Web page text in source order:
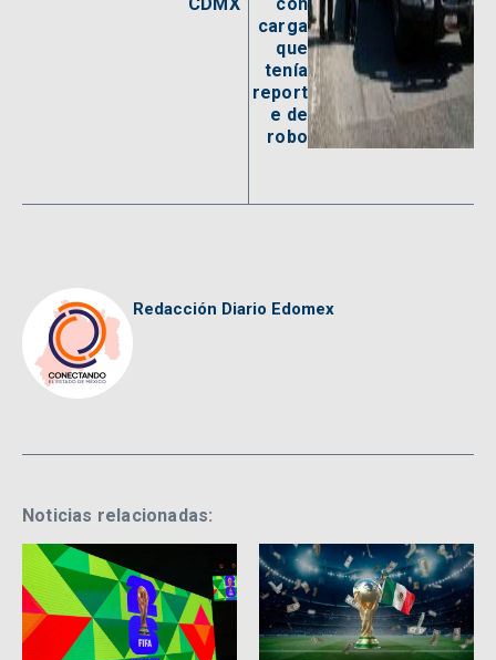
carga
que
tenía
report
e de
robo
Redacción Diario Edomex
Noticias relacionadas: